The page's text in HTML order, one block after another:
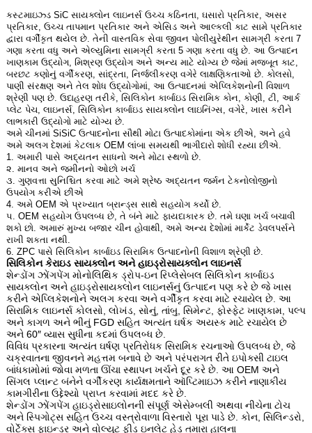
કસ્ટમાઇઝ્ડ SiC સાયક્લોન લાઇનર્સ ઉચ્ચ કઠિનતા, ઘસારો પ્રતિકાર, અસર
પ્રતિકાર, ઉચ્ચ તાપમાન પ્રતિકાર અને એસિડ અને આલ્કલી કાટ સામે પ્રતિકાર
દ્વારા વર્ગીકૃત થયેલ છે. તેની વાસ્તવિક સેવા જીવન પોલીયુરેથીન સામગ્રી કરતા 7
ગણા કરતા વધુ અને એલ્યુમિના સામગ્રી કરતા 5 ગણા કરતા વધુ છે. આ ઉત્પાદન
ખાણકામ ઉદ્યોગ, મિશ્રણ ઉદ્યોગ અને અન્ય માટે યોગ્ય છે જેમાં મજબૂત કાટ,
બરછટ કણોનું વર્ગીકરણ, સાંદ્રતા, નિર્જલીકરણ વગેરે લાક્ષણિકતાઓ છે. કોલસો,
પાણી સંરક્ષણ અને તેલ શોધ ઉદ્યોગોમાં, આ ઉત્પાદનમાં એપ્લિકેશનોની વિશાળ
શ્રેણી પણ છે. ઉદાહરણ તરીકે, સિલિકોન કાર્બાઇડ સિરામિક કોન, કોણી, ટી, આર્ક
પ્લેટ પેચ, લાઇનર્સ, સિલિકોન કાર્બાઇડ સાયક્લોન લાઇનિંગ્સ, વગેરે, ખાસ કરીને
લાભકારી ઉદ્યોગો માટે યોગ્ય છે.
અમે ચીનમાં SiSiC ઉત્પાદનોના સૌથી મોટા ઉત્પાદકોમાંના એક છીએ, અને હવે
અમે અલગ દેશમાં કેટલાક OEM લાંબા સમયથી ભાગીદારો શોધી રહ્યા છીએ.
1. અમારી પાસે અદ્યતન સાધનો અને મોટા સ્થળો છે.
૨. માનવ અને જમીનનો ઓછો ખર્ચ
૩. ગુણવત્તા સુનિશ્ચિત કરવા માટે અમે શ્રેષ્ઠ અદ્યતન જર્મન ટેકનોલોજીનો
ઉપયોગ કરીએ છીએ
4. અમે OEM એ પ્રખ્યાત બ્રાન્ડ્સ સાથે સહયોગ કર્યો છે.
૫. OEM સહયોગ ઉપલબ્ધ છે, તે બંને માટે ફાયદાકારક છે. તમે ઘણા ખર્ચ બચાવી
શકો છો. અમારું મુખ્ય બજાર ચીન હોવાથી, અમે અન્ય દેશોમાં માર્કેટ ડેવલપર્સને
રાખી શકતા નથી.
6. ZPC પાસે સિલિકોન કાર્બાઇડ સિરામિક ઉત્પાદનોની વિશાળ શ્રેણી છે.
સિલિકોન કેરાઇડ સાયક્લોન અને હાઇડ્રોસાયક્લોન લાઇનર્સ
શેન્ડોંગ ઝોંગપેંગ મોનોલિથિક ડ્રોપ-ઇન રિપ્લેસેબલ સિલિકોન કાર્બાઇડ
સાયક્લોન અને હાઇડ્રોસાયક્લોન લાઇનર્સનું ઉત્પાદન પણ કરે છે જે ખાસ
કરીને એપ્લિકેશનોને અલગ કરવા અને વર્ગીકૃત કરવા માટે રચાયેલ છે. આ
સિરામિક લાઇનર્સ કોલસો, લોખંડ, સોનું, તાંબુ, સિમેન્ટ, ફોસ્ફેટ ખાણકામ, પલ્પ
અને કાગળ અને ભીનું FGD સહિત અત્યંત ઘર્ષક અયસ્ક માટે રચાયેલ છે
અને 60″ વ્યાસ સુધીના કદમાં ઉપલબ્ધ છે.
વિવિધ પ્રકારના અત્યંત ઘર્ષણ પ્રતિરોધક સિરામિક રચનાઓ ઉપલબ્ધ છે, જે
ચક્રવાતના જીવનને મહત્તમ બનાવે છે અને પરંપરાગત રીતે ઇપોક્સી ટાઇલ
બાંધકામોમાં જોવા મળતા ઊંચા સ્થાપન ખર્ચને દૂર કરે છે. આ OEM અને
સિંગલ પ્લાન્ટ બંનેને વર્ગીકરણ કાર્યક્ષમતાને ઑપ્ટિમાઇઝ કરીને નાણાકીય
કામગીરીના ઉદ્દેશ્યો પ્રાપ્ત કરવામાં મદદ કરે છે.
શેન્ડોંગ ઝોંગપેંગ હાઇડ્રોસાઇલોનની સંપૂર્ણ એસેમ્બલી અથવા નીચેના ટોચ
અને સ્પિગોટ્સ સહિત ઉચ્ચ વસ્ત્રોવાળા વિસ્તારો પૂરા પાડે છે. કોન, સિલિન્ડરો,
વોર્ટેક્સ ફાઇન્ડર અને વોલ્યુટ ફીડ ઇનલેટ હેડ તમારા હાલના